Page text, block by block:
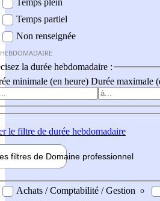
Temps plein
Temps partiel
Non renseignée
la durée hebdomadaire :
minimale (en heure) Durée maximale
le filtre de durée hebdomadaire
filtres de Domaine professionnel
professionel
Achats / Comptabilité / Gestion